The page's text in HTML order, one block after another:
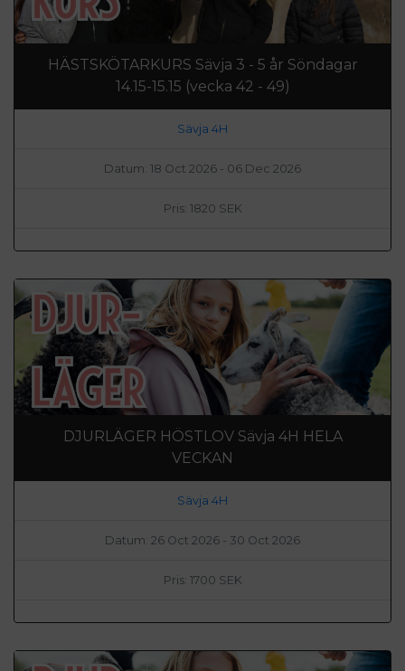
HÄSTSKÖTARKURS Sävja 3 - 5 år Söndagar
14.15-15.15 (vecka 42 - 49)
Sävja 4H
Datum: 18 Oct 2026 - 06 Dec 2026
Pris: 1820 SEK
DJURLÄGER HÖSTLOV Sävja 4H HELA
VECKAN
Sävja 4H
Datum: 26 Oct 2026 - 30 Oct 2026
Pris: 1700 SEK